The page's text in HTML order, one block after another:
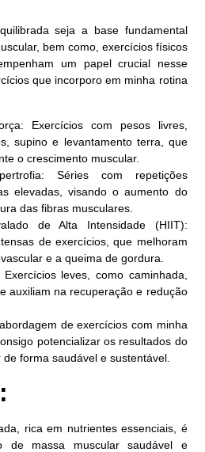
seja a base fundamental
bem como, exercícios físicos
um papel crucial nesse
que incorporo em minha rotina
Exercícios com pesos livres,
supino e levantamento terra, que
o crescimento muscular.
Séries com repetições
elevadas, visando o aumento do
das fibras musculares.
de Alta Intensidade (HIIT):
de exercícios, que melhoram
e a queima de gordura.
leves, como caminhada,
auxiliam na recuperação e redução
de exercícios com minha
potencializar os resultados do
forma saudável e sustentável.
rica em nutrientes essenciais, é
massa muscular saudável e